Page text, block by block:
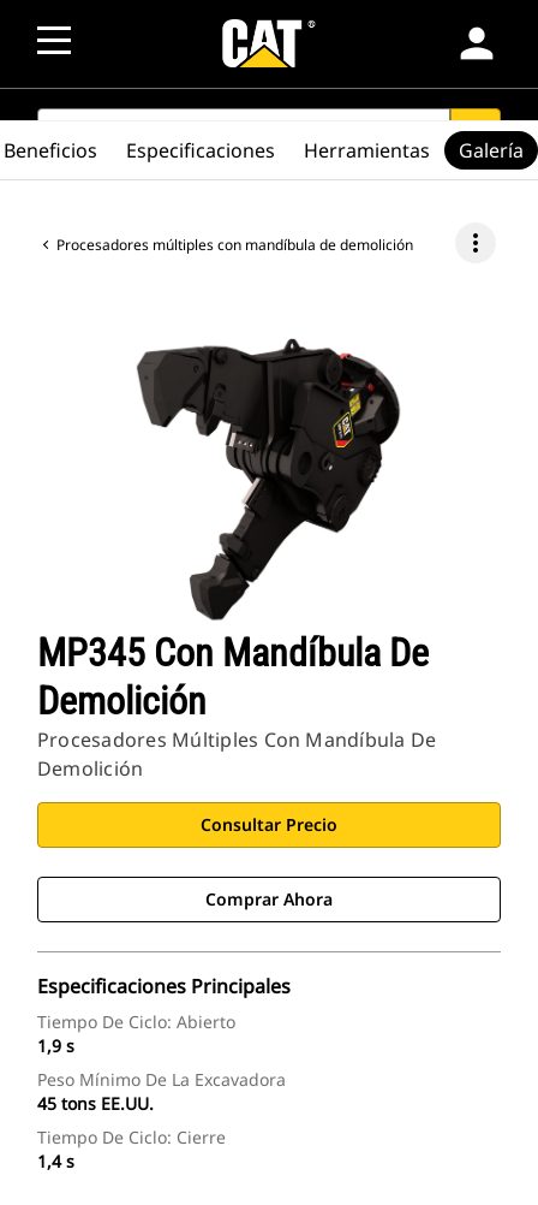
person
SEARCH search
Procesadores múltiples con mandíbula de demolición more_vert
MP345 Con Mandíbula De
Demolición
Procesadores Múltiples Con Mandíbula De
Demolición
Consultar Precio
Comprar Ahora
Especificaciones Principales
Tiempo De Ciclo: Abierto
1,9 s
Peso Mínimo De La Excavadora
45 tons EE.UU.
Tiempo De Ciclo: Cierre
1,4 s
Beneficios Especificaciones Herramientas Galería